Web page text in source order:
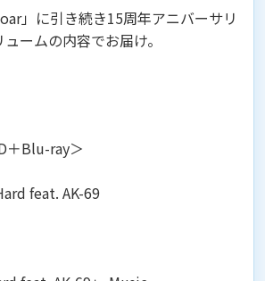
」に引き続き15周年アニバーサリ
ームの内容でお届け。
＋Blu-ray＞
feat. AK-69